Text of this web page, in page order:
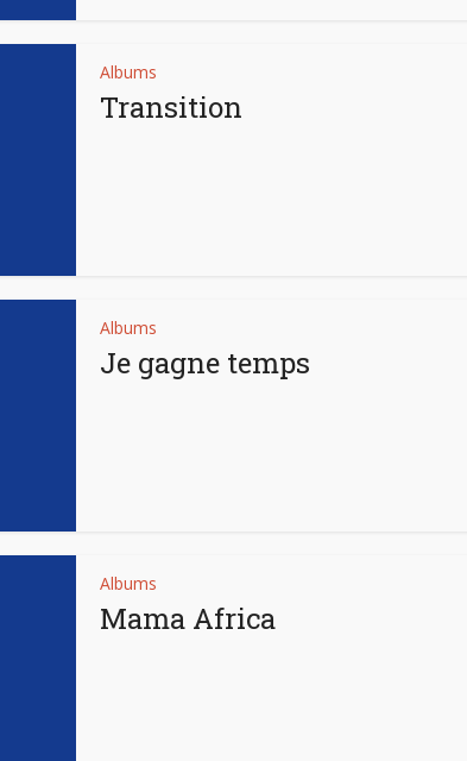
Albums
Transition
Albums
Je gagne temps
Albums
Mama Africa